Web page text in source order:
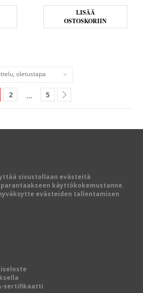
LISÄÄ
OSTOSKORIIN
2 … 5
sivustollaan evästeitä
käyttökokemustanne.
evästeiden tallentamisen
sertifikaatti